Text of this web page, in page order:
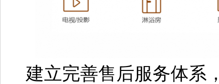
建立完善售后服务体系